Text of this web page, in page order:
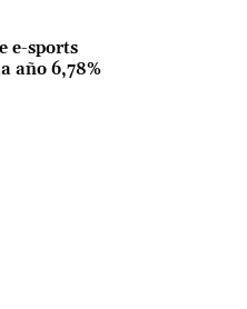
e-sports
año 6,78%